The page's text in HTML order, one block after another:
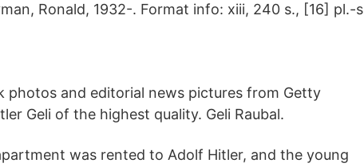
Ronald, 1932-. Format info: xiii, 240 s., [16] pl.-s
photos and editorial news pictures from Getty
Geli of the highest quality. Geli Raubal.
was rented to Adolf Hitler, and the young